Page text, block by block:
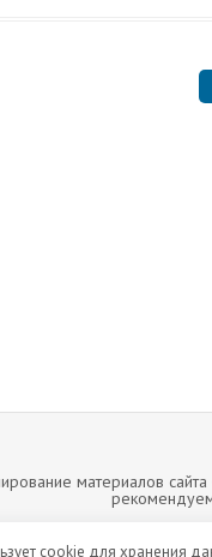
материалов
cookie для хранения